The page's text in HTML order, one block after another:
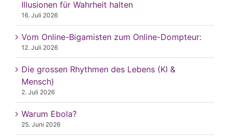
Illusionen für Wahrheit halten
16. Juli 2026
Vom Online-Bigamisten zum Online-Dompteur:
12. Juli 2026
Die grossen Rhythmen des Lebens (KI &
Mensch)
2. Juli 2026
Warum Ebola?
25. Juni 2026